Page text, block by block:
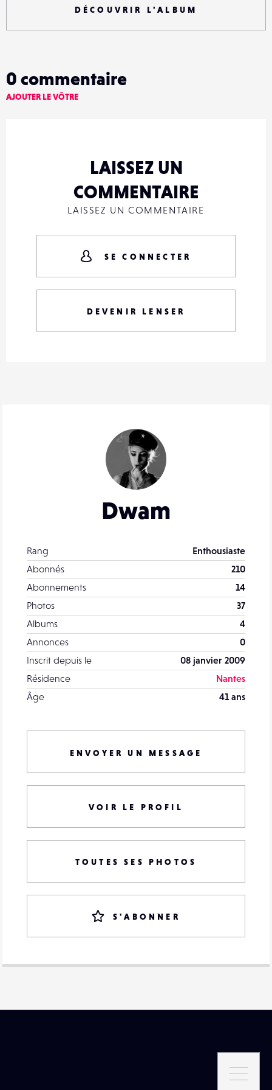
DÉCOUVRIR L'ALBUM
Dwam
Rang
Enthousiaste
Abonnés
210
Abonnements
14
Photos
37
Albums
4
Annonces
0
Inscrit depuis le
08 janvier 2009
Résidence
Nantes
Âge
41 ans
ENVOYER UN MESSAGE
VOIR LE PROFIL
TOUTES SES PHOTOS
S'ABONNER
0 commentaire
AJOUTER LE VÔTRE
LAISSEZ UN
COMMENTAIRE
LAISSEZ UN COMMENTAIRE
SE CONNECTER
DEVENIR LENSER